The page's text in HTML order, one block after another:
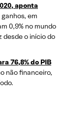
aponta
em
0,9% no mundo
desde o início do
76,8% do PIB
não financeiro,